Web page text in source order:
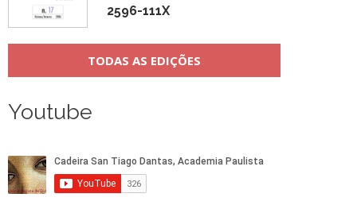
2596-111X
TODAS AS EDIÇÕES
Youtube